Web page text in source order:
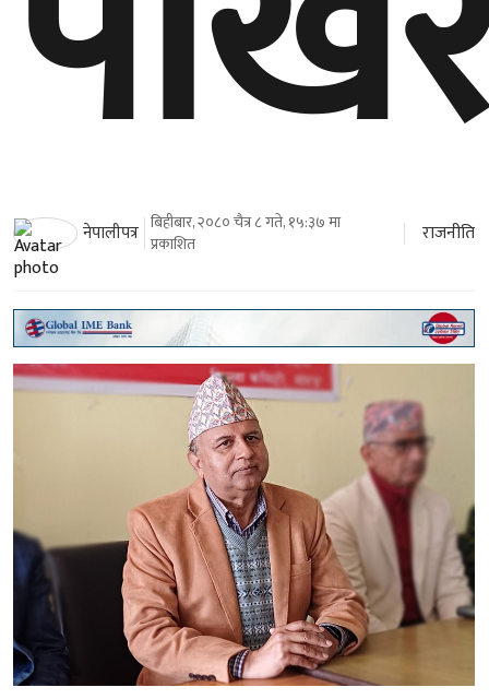
नेपालीपत्र बिहीबार, २०८० चैत्र ८ गते, १५:३७ मा
प्रकाशित
राजनीति